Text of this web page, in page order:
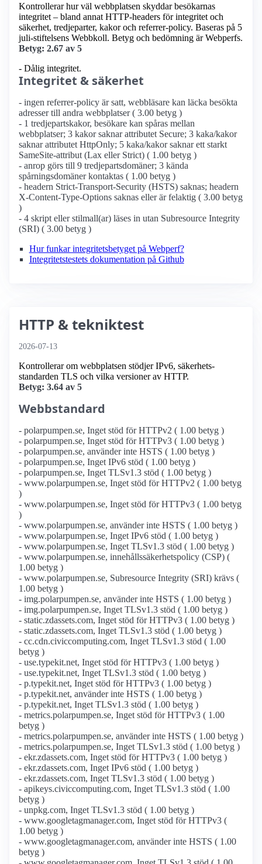
Kontrollerar hur väl webbplatsen skyddar besökarnas
integritet – bland annat HTTP-headers för integritet och
säkerhet, tredjeparter, kakor och referrer-policy. Baseras på 5
juli-stiftelsens Webbkoll. Betyg och bedömning är Webperfs.
Betyg: 2.67 av 5
- Dålig integritet.
Integritet & säkerhet
- ingen referrer-policy är satt, webbläsare kan läcka besökta
adresser till andra webbplatser ( 3.00 betyg )
- 1 tredjepartskakor, besökare kan spåras mellan
webbplatser; 3 kakor saknar attributet Secure; 3 kaka/kakor
saknar attributet HttpOnly; 5 kaka/kakor saknar ett starkt
SameSite-attribut (Lax eller Strict) ( 1.00 betyg )
- anrop görs till 9 tredjepartsdomäner; 3 kända
spårningsdomäner kontaktas ( 1.00 betyg )
- headern Strict-Transport-Security (HSTS) saknas; headern
X-Content-Type-Options saknas eller är felaktig ( 3.00 betyg
)
- 4 skript eller stilmall(ar) läses in utan Subresource Integrity
(SRI) ( 3.00 betyg )
Hur funkar integritetsbetyget på Webperf?
Integritetstestets dokumentation på Github
HTTP & tekniktest
2026-07-13
Kontrollerar om webbplatsen stödjer IPv6, säkerhets­
standarden TLS och vilka versioner av HTTP.
Betyg: 3.64 av 5
Webbstandard
- polarpumpen.se, Inget stöd för HTTPv2 ( 1.00 betyg )
- polarpumpen.se, Inget stöd för HTTPv3 ( 1.00 betyg )
- polarpumpen.se, använder inte HSTS ( 1.00 betyg )
- polarpumpen.se, Inget IPv6 stöd ( 1.00 betyg )
- polarpumpen.se, Inget TLSv1.3 stöd ( 1.00 betyg )
- www.polarpumpen.se, Inget stöd för HTTPv2 ( 1.00 betyg
)
- www.polarpumpen.se, Inget stöd för HTTPv3 ( 1.00 betyg
)
- www.polarpumpen.se, använder inte HSTS ( 1.00 betyg )
- www.polarpumpen.se, Inget IPv6 stöd ( 1.00 betyg )
- www.polarpumpen.se, Inget TLSv1.3 stöd ( 1.00 betyg )
- www.polarpumpen.se, innehållssäkerhetspolicy (CSP) (
1.00 betyg )
- www.polarpumpen.se, Subresource Integrity (SRI) krävs (
1.00 betyg )
- img.polarpumpen.se, använder inte HSTS ( 1.00 betyg )
- img.polarpumpen.se, Inget TLSv1.3 stöd ( 1.00 betyg )
- static.zdassets.com, Inget stöd för HTTPv3 ( 1.00 betyg )
- static.zdassets.com, Inget TLSv1.3 stöd ( 1.00 betyg )
- cc.cdn.civiccomputing.com, Inget TLSv1.3 stöd ( 1.00
betyg )
- use.typekit.net, Inget stöd för HTTPv3 ( 1.00 betyg )
- use.typekit.net, Inget TLSv1.3 stöd ( 1.00 betyg )
- p.typekit.net, Inget stöd för HTTPv3 ( 1.00 betyg )
- p.typekit.net, använder inte HSTS ( 1.00 betyg )
- p.typekit.net, Inget TLSv1.3 stöd ( 1.00 betyg )
- metrics.polarpumpen.se, Inget stöd för HTTPv3 ( 1.00
betyg )
- metrics.polarpumpen.se, använder inte HSTS ( 1.00 betyg )
- metrics.polarpumpen.se, Inget TLSv1.3 stöd ( 1.00 betyg )
- ekr.zdassets.com, Inget stöd för HTTPv3 ( 1.00 betyg )
- ekr.zdassets.com, Inget IPv6 stöd ( 1.00 betyg )
- ekr.zdassets.com, Inget TLSv1.3 stöd ( 1.00 betyg )
- apikeys.civiccomputing.com, Inget TLSv1.3 stöd ( 1.00
betyg )
- unpkg.com, Inget TLSv1.3 stöd ( 1.00 betyg )
- www.googletagmanager.com, Inget stöd för HTTPv3 (
1.00 betyg )
- www.googletagmanager.com, använder inte HSTS ( 1.00
betyg )